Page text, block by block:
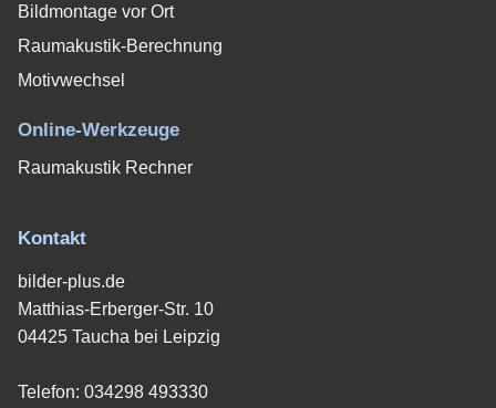
Bildmontage vor Ort
Raumakustik-Berechnung
Motivwechsel
Online-Werkzeuge
Raumakustik Rechner
Kontakt
bilder-plus.de
Matthias-Erberger-Str. 10
04425 Taucha bei Leipzig
Telefon: 034298 493330